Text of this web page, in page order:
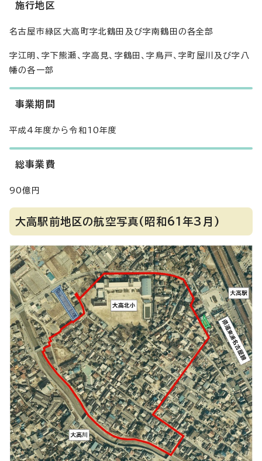
施行地区
名古屋市緑区大高町字北鶴田及び字南鶴田の各全部
字江明、字下熊瀬、字高見、字鶴田、字鳥戸、字町屋川及び字八
幡の各一部
事業期間
平成4年度から令和10年度
総事業費
90億円
大高駅前地区の航空写真(昭和61年3月)